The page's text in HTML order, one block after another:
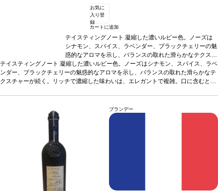
お気に
入り登
録
カートに追加
テイスティングノート凝縮した濃いルビー色。ノーズは
シナモン、スパイス、ラベンダー、ブラックチェリーの魅
惑的なアロマを示し、バランスの取れた滑らかなテクスチ
ャーが続く。リッチで濃縮した味わいは、エレガントで複
雑。口に含むとシルクのように柔らかいタンニンに、ジュ
ーシーなストラクチャーと素晴らしい深味を感じる。フレ
青魚、魚のキャセロール、チョコレートなどと合う
カリニャン 62%、ガルナッチャ 38%
R&
ラレタと協力し、スペインの最高のテロワールでプレミア
ムワインを生産することに合意し、スタートしました。フ
シックかつ国際的なワインスタイルと、アラエックス・グ
ラン・スペイン・ファインワインズのワインに象徴される
テイスティングノート 凝縮した濃いルビー色。ノーズはシナモン、スパイス、ラベ
ンダー、ブラックチェリーの魅惑的なアロマを示し、バランスの取れた滑らかなテ
クスチャーが続く。リッチで濃縮した味わいは、エレガントで複雑。口に含むとシ
赤肉、シチュー、ジビエ、ハードチーズ、青魚、魚のキャセロール、チョコレ
葡萄品種 カリニャン 62%、ガルナッチャ 38%
R&Gプ
ロジェクトは2010年、フランスの著名なワインメーカーでありコンサルタントでも
あるミシェル・ロランが、アラエックス・グランの創業者兼CEOであるハビエル・
ガラレタと協力し、スペインの最高のテロワールでプレミアムワインを生産するこ
とに合意し、スタートしました。フランスとスペインの2つの文化、そしてロラン
が造るクラシックかつ国際的なワインスタイルと、アラエックス・グラン・スペイ
ン・ファインワインズのワインに象徴されるモダンなワインスが融合しています。
EC担当Oの感想：良い意味で「スペイン・プリオラート」のイメージを変えてくれ
た、至極の1本です。複雑な香りと滑らかで奥行きのある味わいは、ワインに集中
ブランデー